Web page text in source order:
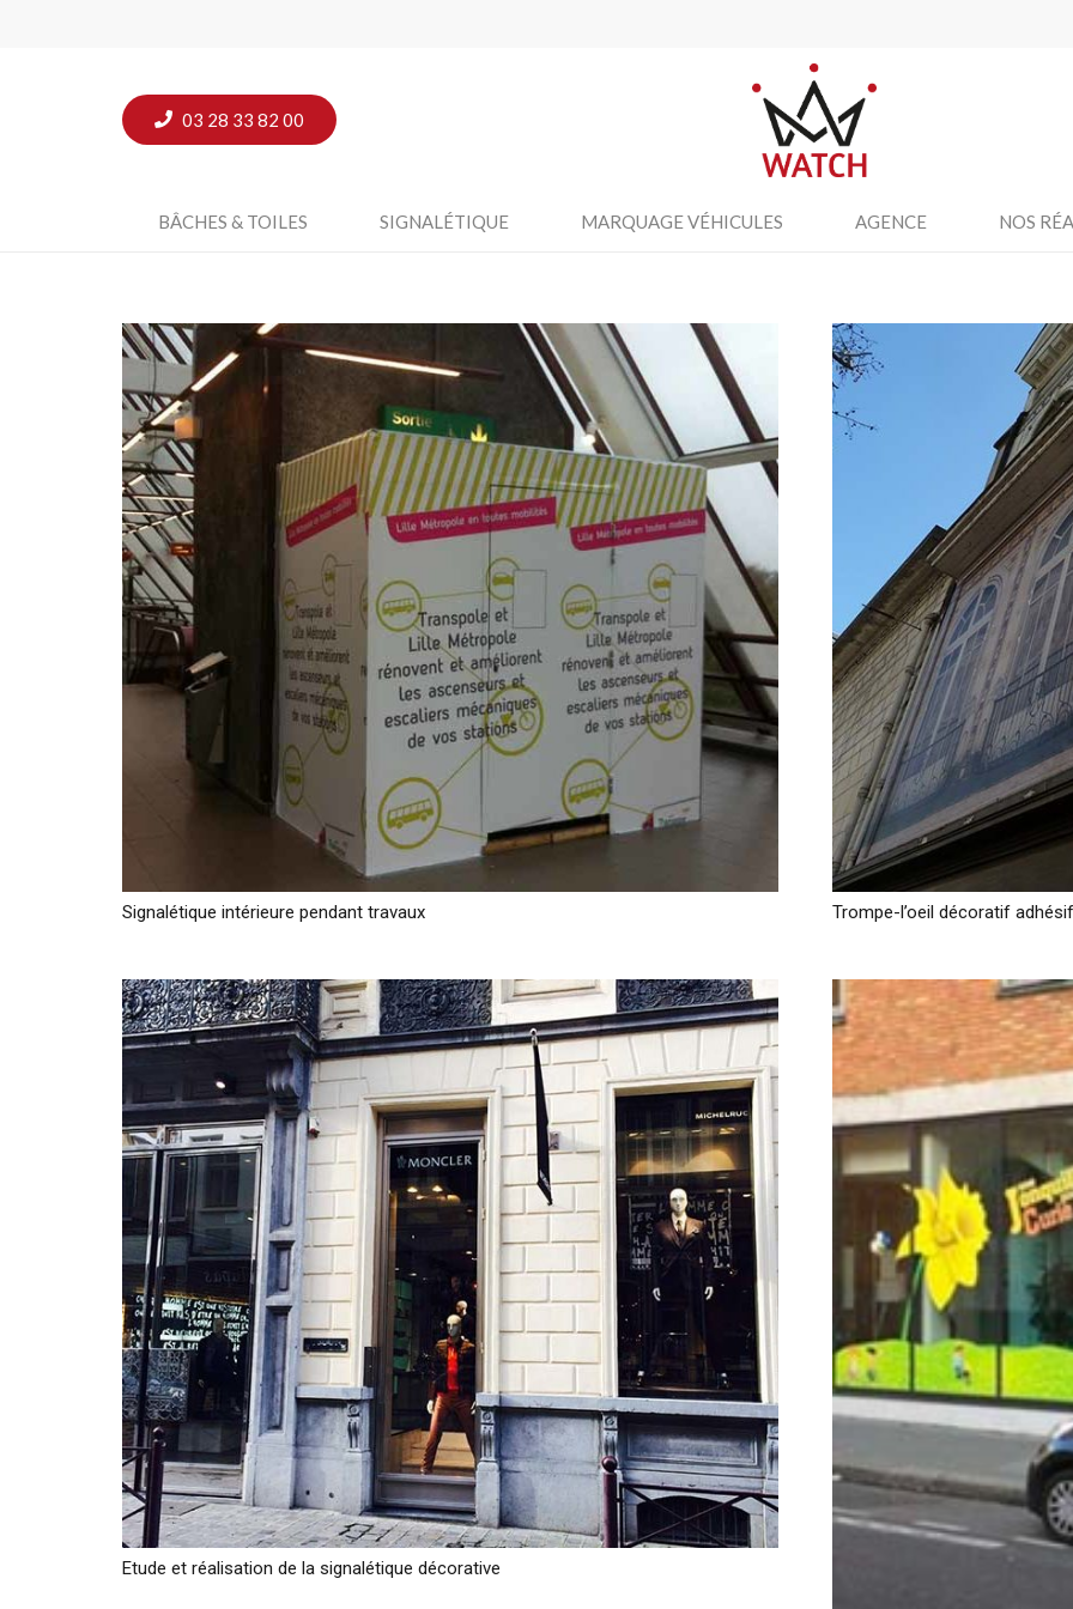
03 28 33 82 00
BÂCHES & TOILES SIGNALÉTIQUE MARQUAGE VÉHICULES AGENCE NOS
Signalétique intérieure pendant travaux Trompe-l’oeil décoratif adhésif
Etude et réalisation de la signalétique décorative